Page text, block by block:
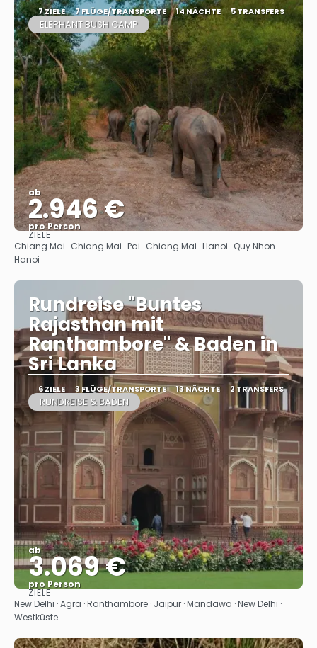
7 ZIELE 7 FLÜGE/TRANSPORTE 14 NÄCHTE 5 TRANSFERS
ELEPHANT BUSH CAMP
ab
2.946 €
pro Person
Sehen
ZIELE
Chiang Mai · Chiang Mai · Pai · Chiang Mai · Hanoi · Quy Nhon ·
Hanoi
Rundreise "Buntes
Rajasthan mit
Ranthambore" & Baden in
Sri Lanka
6 ZIELE 3 FLÜGE/TRANSPORTE 13 NÄCHTE 2 TRANSFERS
RUNDREISE & BADEN
ab
3.069 €
pro Person
Sehen
ZIELE
New Delhi · Agra · Ranthambore · Jaipur · Mandawa · New Delhi ·
Westküste